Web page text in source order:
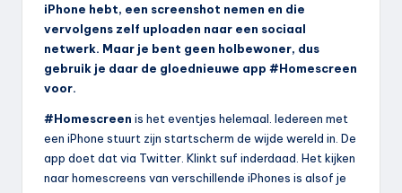
iPhone hebt, een screenshot nemen en die
vervolgens zelf uploaden naar een sociaal
netwerk. Maar je bent geen holbewoner, dus
gebruik je daar de gloednieuwe app #Homescreen
voor.
#Homescreen is het eventjes helemaal. Iedereen met
een iPhone stuurt zijn startscherm de wijde wereld in. De
app doet dat via Twitter. Klinkt suf inderdaad. Het kijken
naar homescreens van verschillende iPhones is alsof je